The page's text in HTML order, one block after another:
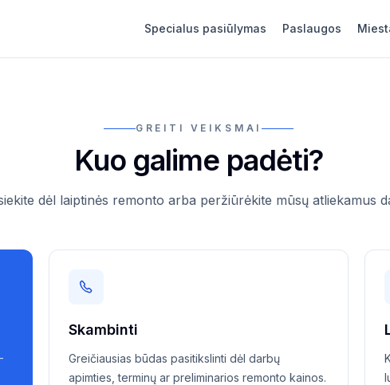
Specialus pasiūlymas Paslaugos
GREITI VEIKSMAI
Kuo galime padėti?
dėl laiptinės remonto arba peržiūrėkite mūsų atliekamus
Skambinti
Greičiausias būdas pasitikslinti dėl darbų
apimties, terminų ar preliminarios remonto kainos.